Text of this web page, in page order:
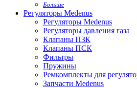
Больше
Регуляторы Medenus
Регуляторы Medenus
Регуляторы давления газа
Клапаны ПЗК
Клапаны ПСК
Фильтры
Пружины
Ремкомплекты для
Запчасти Medenus